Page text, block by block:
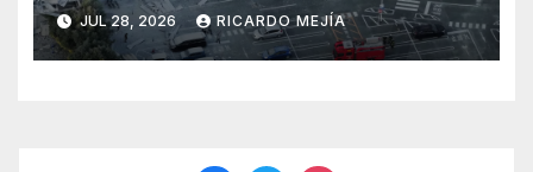
heridos
JUL 28, 2026 RICARDO MEJÍA